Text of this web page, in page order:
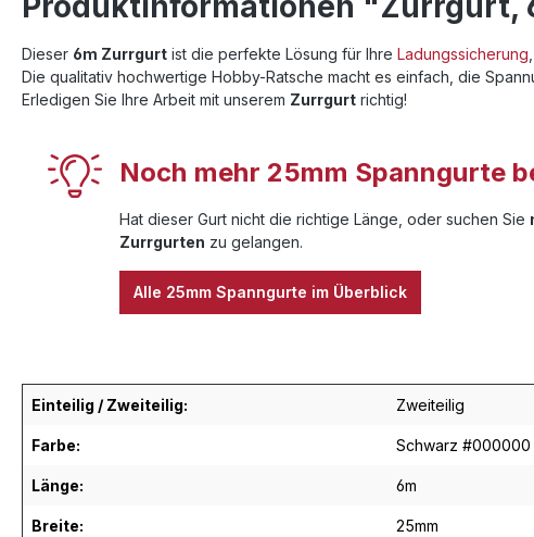
Dieser 6m Zurrgurt ist die perfekte Lösung für Ihre Ladungssicherung
Die qualitativ hochwertige Hobby-Ratsche macht es einfach, die
Erledigen Sie Ihre Arbeit mit unserem Zurrgurt richtig!
Noch mehr 25mm Spanngurte
Hat dieser Gurt nicht die richtige Länge, oder suchen Sie
Zurrgurten zu gelangen.
Alle 25mm Spanngurte im Überblick
Einteilig / Zweiteilig: Zweiteilig
Farbe: Schwarz #000000
Länge: 6m
Breite: 25mm